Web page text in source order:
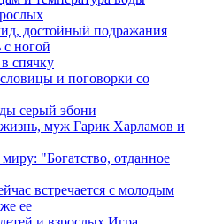
достойный подражания
с ногой
спячку
и поговорки со
серый эбони
муж Гарик Харламов и
"Богатство, отданное
встречается с молодым
ее